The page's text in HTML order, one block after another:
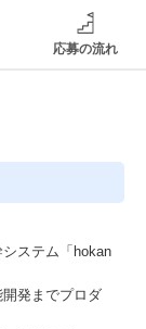
応募の流れ
ステム「hokan
発までプロダ